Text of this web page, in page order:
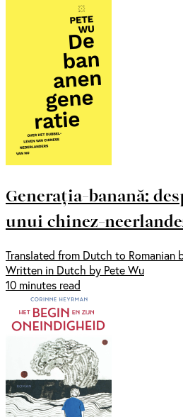
Generația-banană:
unui chinez-
Translated from Dutch to Romanian
Written in Dutch by Pete Wu
10 minutes read